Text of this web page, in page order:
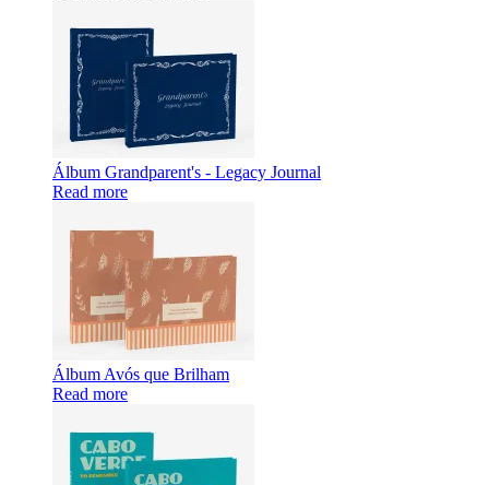
Álbum Grandparent's - Legacy Journal
Read more
Álbum Avós que Brilham
Read more